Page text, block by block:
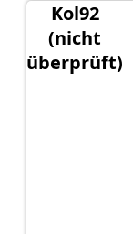
Kol92
(nicht
überprüft)